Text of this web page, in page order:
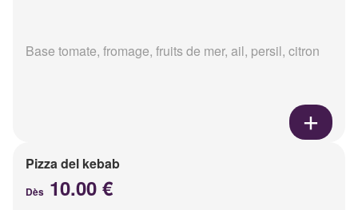
Base tomate, fromage, fruits de mer, ail, persil, citron
Pizza del kebab
Dès 10.00 €